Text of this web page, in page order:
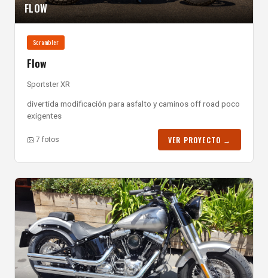
FLOW
Scrambler
Flow
Sportster XR
divertida modificación para asfalto y caminos off road poco
exigentes
7 fotos VER PROYECTO →